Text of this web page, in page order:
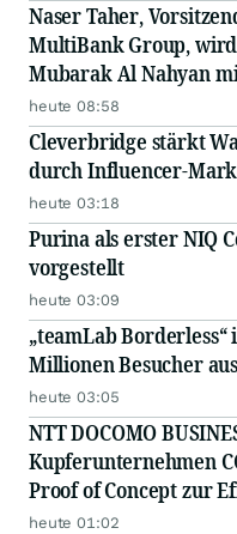
Naser Taher,
MultiBank Group, wird
Mubarak Al Nahyan
Award für
Bereichen FinTech,
Blockchain
heute 08:58
Cleverbridge stärkt
durch Influencer-
heute 03:18
Purina als erster NIQ
vorgestellt
heute 03:09
„teamLab
Millionen Besucher
heute 03:05
NTT DOCOMO
Kupferunternehmen
Proof of Concept zur
Betriebs von
heute 01:02